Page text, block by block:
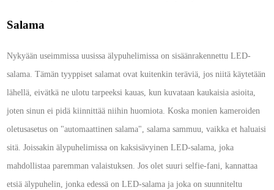
Salama
Nykyään useimmissa uusissa älypuhelimissa on sisäänrakennettu LED-
salama. Tämän tyyppiset salamat ovat kuitenkin teräviä, jos niitä käytetään
lähellä, eivätkä ne ulotu tarpeeksi kauas, kun kuvataan kaukaisia asioita,
joten sinun ei pidä kiinnittää niihin huomiota. Koska monien kameroiden
oletusasetus on "automaattinen salama", salama sammuu, vaikka et haluaisi
sitä. Joissakin älypuhelimissa on kaksisävyinen LED-salama, joka
mahdollistaa paremman valaistuksen. Jos olet suuri selfie-fani, kannattaa
etsiä älypuhelin, jonka edessä on LED-salama ja joka on suunniteltu